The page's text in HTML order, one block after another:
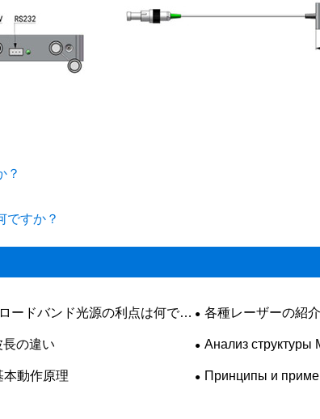
？
ですか？
ードバンド光源の利点は何です
各種レーザーの紹介
の違い Анализ структуры
動作原理 Принципы и